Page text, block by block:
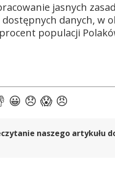
jasnych
dostępnych danych,
populacji
naszego artykułu